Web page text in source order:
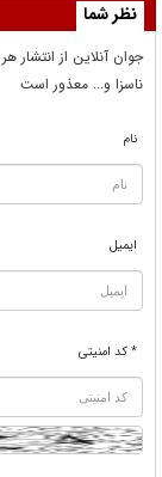
نظر شما
جوان آنلاين از انتشار
ناسزا و... معذور است
نام
ایمیل
* کد امنیتی